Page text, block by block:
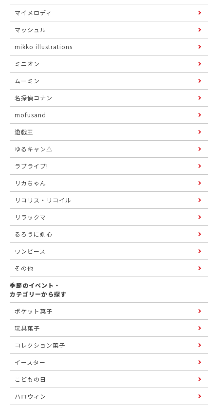
マイメロディ
マッシュル
mikko illustrations
ミニオン
ムーミン
名探偵コナン
mofusand
遊戯王
ゆるキャン△
ラブライブ!
リカちゃん
リコリス・リコイル
リラックマ
るろうに剣心
ワンピース
その他
季節のイベント・
カテゴリーから探す
ポケット菓子
玩具菓子
コレクション菓子
イースター
こどもの日
ハロウィン